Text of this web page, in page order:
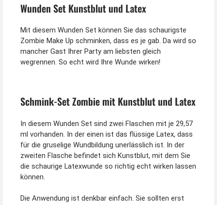
Wunden Set Kunstblut und Latex
Mit diesem Wunden Set können Sie das schaurigste
Zombie Make Up schminken, dass es je gab. Da wird so
mancher Gast Ihrer Party am liebsten gleich
wegrennen. So echt wird Ihre Wunde wirken!
Schmink-Set Zombie mit Kunstblut und Latex
In diesem Wunden Set sind zwei Flaschen mit je 29,57
ml vorhanden. In der einen ist das flüssige Latex, dass
für die gruselige Wundbildung unerlässlich ist. In der
zweiten Flasche befindet sich Kunstblut, mit dem Sie
die schaurige Latexwunde so richtig echt wirken lassen
können.
Die Anwendung ist denkbar einfach. Sie sollten erst